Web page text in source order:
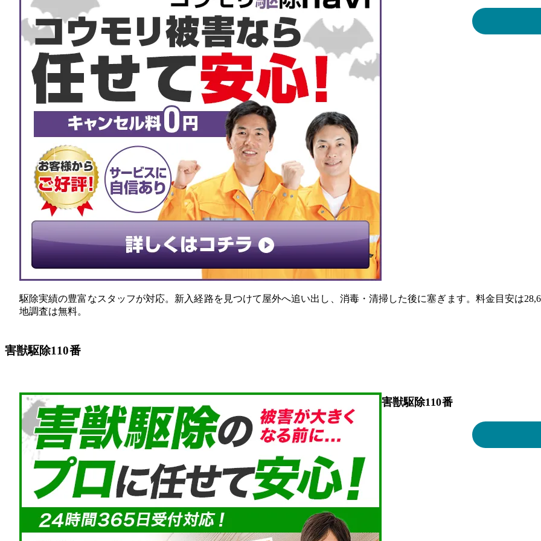
駆除実績の豊富なスタッフが対応。新入経路を見つけて屋外へ追い出し、消毒・清掃した後に塞ぎます。料金目安は
地調査は無料。
害獣駆除110番
害獣駆除110番